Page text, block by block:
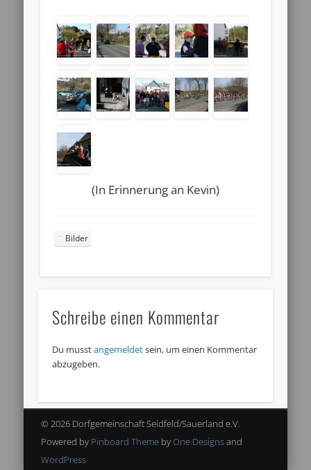
(In Erinnerung an Kevin)
Bilder
Schreibe einen Kommentar
Du musstangemeldetsein, um einen Kommentar
abzugeben.
© 2026 Dorfgemeinschaft Seidfeld/Sauerland e.V.
Powered by Pinboard ThemebyOne Designsand
WordPress